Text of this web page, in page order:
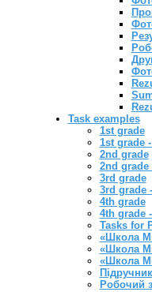
Task examples
1st grade
1st grade
2nd grade
2nd grade
3rd grade
3rd grade
4th grade
4th grade
Tasks for
«Школа
«Школа
«Школа
Робочий